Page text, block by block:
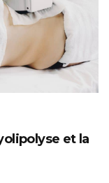
et la